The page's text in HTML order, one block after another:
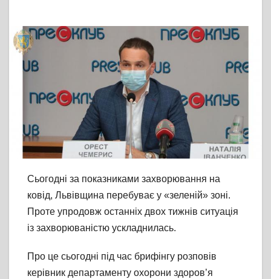
Сьогодні за показниками захворювання на
ковід, Львівщина перебуває у «зеленій» зоні.
Проте упродовж останніх двох тижнів ситуація
із захворюваністю ускладнилась.
Про це сьогодні під час брифінгу розповів
керівник департаменту охорони здоров’я